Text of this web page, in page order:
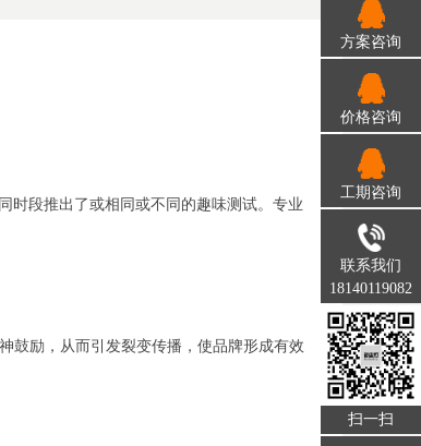
时段推出了或相同或不同的趣味测试。专业
鼓励，从而引发裂变传播，使品牌形成有效
方案咨询
价格咨询
工期咨询
联系我们
18140119082
扫一扫